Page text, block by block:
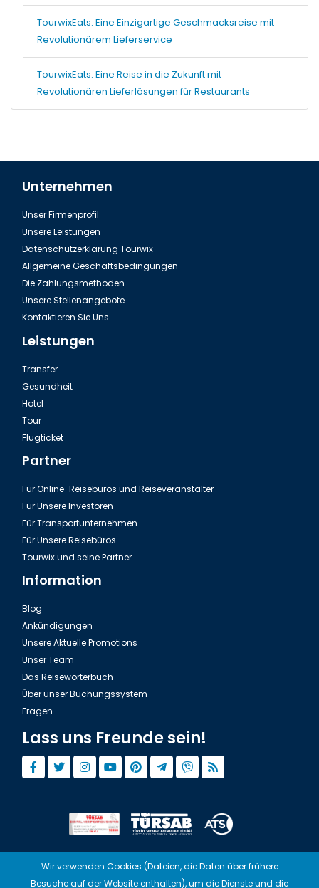
TourwixEats: Eine Einzigartige Geschmacksreise mit
Revolutionärem Lieferservice
TourwixEats: Eine Reise in die Zukunft mit
Revolutionären Lieferlösungen für Restaurants
Unternehmen
Unser Firmenprofil
Unsere Leistungen
Datenschutzerklärung Tourwix
Allgemeine Geschäftsbedingungen
Die Zahlungsmethoden
Unsere Stellenangebote
Kontaktieren Sie Uns
Leistungen
Transfer
Gesundheit
Hotel
Tour
Flugticket
Partner
Für Online-Reisebüros und Reiseveranstalter
Für Unsere Investoren
Für Transportunternehmen
Für Unsere Reisebüros
Tourwix und seine Partner
Information
Blog
Ankündigungen
Unsere Aktuelle Promotions
Unser Team
Das Reisewörterbuch
Über unser Buchungssystem
Fragen
Lass uns Freunde sein!
© Copyright 2015 - 2026,Tourwix.de
Wir verwenden Cookies (Dateien, die Daten über frühere
Besuche auf der Website enthalten), um die Dienste und die